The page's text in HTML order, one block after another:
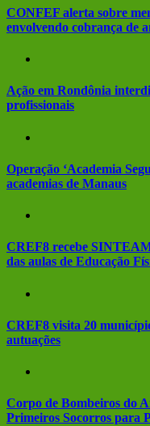
CONFEF alerta sobre
envolvendo cobrança de
Ação em Rondônia
profissionais
Operação ‘Academia
academias de Manaus
CREF8 recebe
das aulas de Educação
CREF8 visita 20
autuações
Corpo de Bombeiros do
Primeiros Socorros para